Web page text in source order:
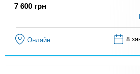
7 600 грн
Онлайн 8